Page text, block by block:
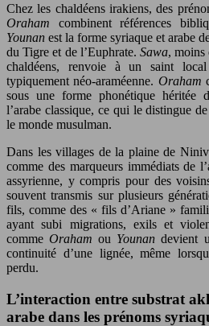
Chez les chaldéens irakiens, des
Oraham combinent références
Younan est la forme syriaque et arabe
du Tigre et de l’Euphrate. Sawa, moins
chaldéens, renvoie à un saint
typiquement néo-araméenne. Oraham
sous une forme phonétique héritée
l’arabe classique, ce qui le distingue de
le monde musulman.
Dans les villages de la plaine de
comme des marqueurs immédiats de
assyrienne, y compris pour des
souvent transmis sur plusieurs
fils, comme des « fils d’Ariane »
ayant subi migrations, exils et
commeOraham ou Younan devient
continuité d’une lignée, même
perdu.
L’interaction entre substrat
arabe dans les prénoms